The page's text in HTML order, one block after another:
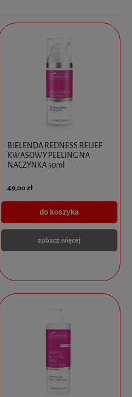
BIELENDA REDNESS RELIEF
KWASOWY PEELING NA
NACZYNKA 50ml
49,00 zł
do koszyka
zobacz więcej